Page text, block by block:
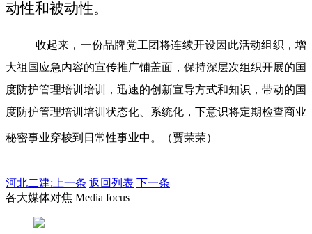
动性和被动性。
收起来，一份品牌党工团将连续开设因此活动组织，增
大祖国应急内容的宣传推广铺盖面，保持深层次组织开展的国
度防护管理培训培训，迅速的创新宣导方式和知识，带动的国
度防护管理培训培训状态化、系统化，下意识将定期检查商业
秘密事业穿梭到日常性事业中。（贾荣荣）
河北二建: 上一条 返回列表 下一条
各大媒体对焦 Media focus